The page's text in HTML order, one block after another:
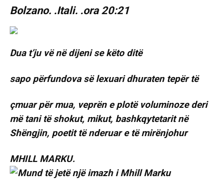
Bolzano. .Itali. .ora 20:21
Dua t’ju vë në dijeni se këto ditë
sapo përfundova së lexuari dhuraten tepër të
çmuar për mua, veprën e plotë voluminoze deri
më tani të shokut, mikut, bashkqytetarit në
Shëngjin, poetit të nderuar e të mirënjohur
MHILL MARKU.